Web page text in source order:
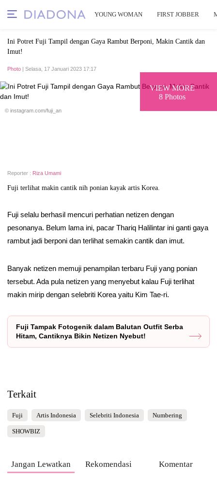
YOUNG WOMAN FIRST JOBBER
Ini Potret Fuji Tampil dengan Gaya Rambut Berponi, Makin Cantik dan
Imut!
Photo | Selasa, 17 Januari 2023 17:17
VIEW MORE
8 Photos
© instagram.com/fuji_an
Reporter : Riza Umami
Fuji terlihat makin cantik nih ponian kayak artis Korea.
Fuji selalu berhasil mencuri perhatian netizen dengan
pesonanya. Belum lama ini, pacar Thariq Halilintar ini ganti gaya
rambut jadi berponi dan terlihat semakin cantik dan imut.
Banyak netizen memuji penampilan terbaru Fuji yang ponian
tersebut. Ada pula netizen yang menyebut kalau Fuji terlihat
makin mirip dengan selebriti Korea yaitu Kim Tae-ri.
Fuji Tampak Fotogenik dalam Balutan Outfit Serba
Hitam, Cantiknya Bikin Netizen Nyebut!
Terkait
Fuji Artis Indonesia Selebriti Indonesia Numbering
SHOWBIZ
Jangan Lewatkan Rekomendasi Komentar